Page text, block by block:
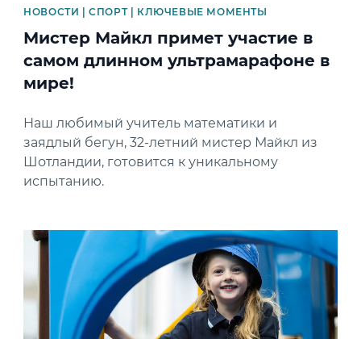
НОВОСТИ | СПОРТ | КЛЮЧЕВЫЕ МОМЕНТЫ
Мистер Майкл примет участие в
самом длинном ультрамарафоне в
мире!
Наш любимый учитель математики и
заядлый бегун, 32-летний мистер Майкл из
Шотландии, готовится к уникальному
испытанию.
News image